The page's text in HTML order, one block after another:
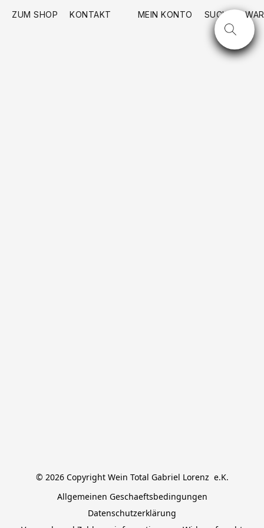
ZUM SHOP KONTAKT MEIN KONTO SUCHE
© 2026 Copyright Wein Total Gabriel Lorenz  e.K.
Allgemeinen Geschaeftsbedingungen
Datenschutzerklärung